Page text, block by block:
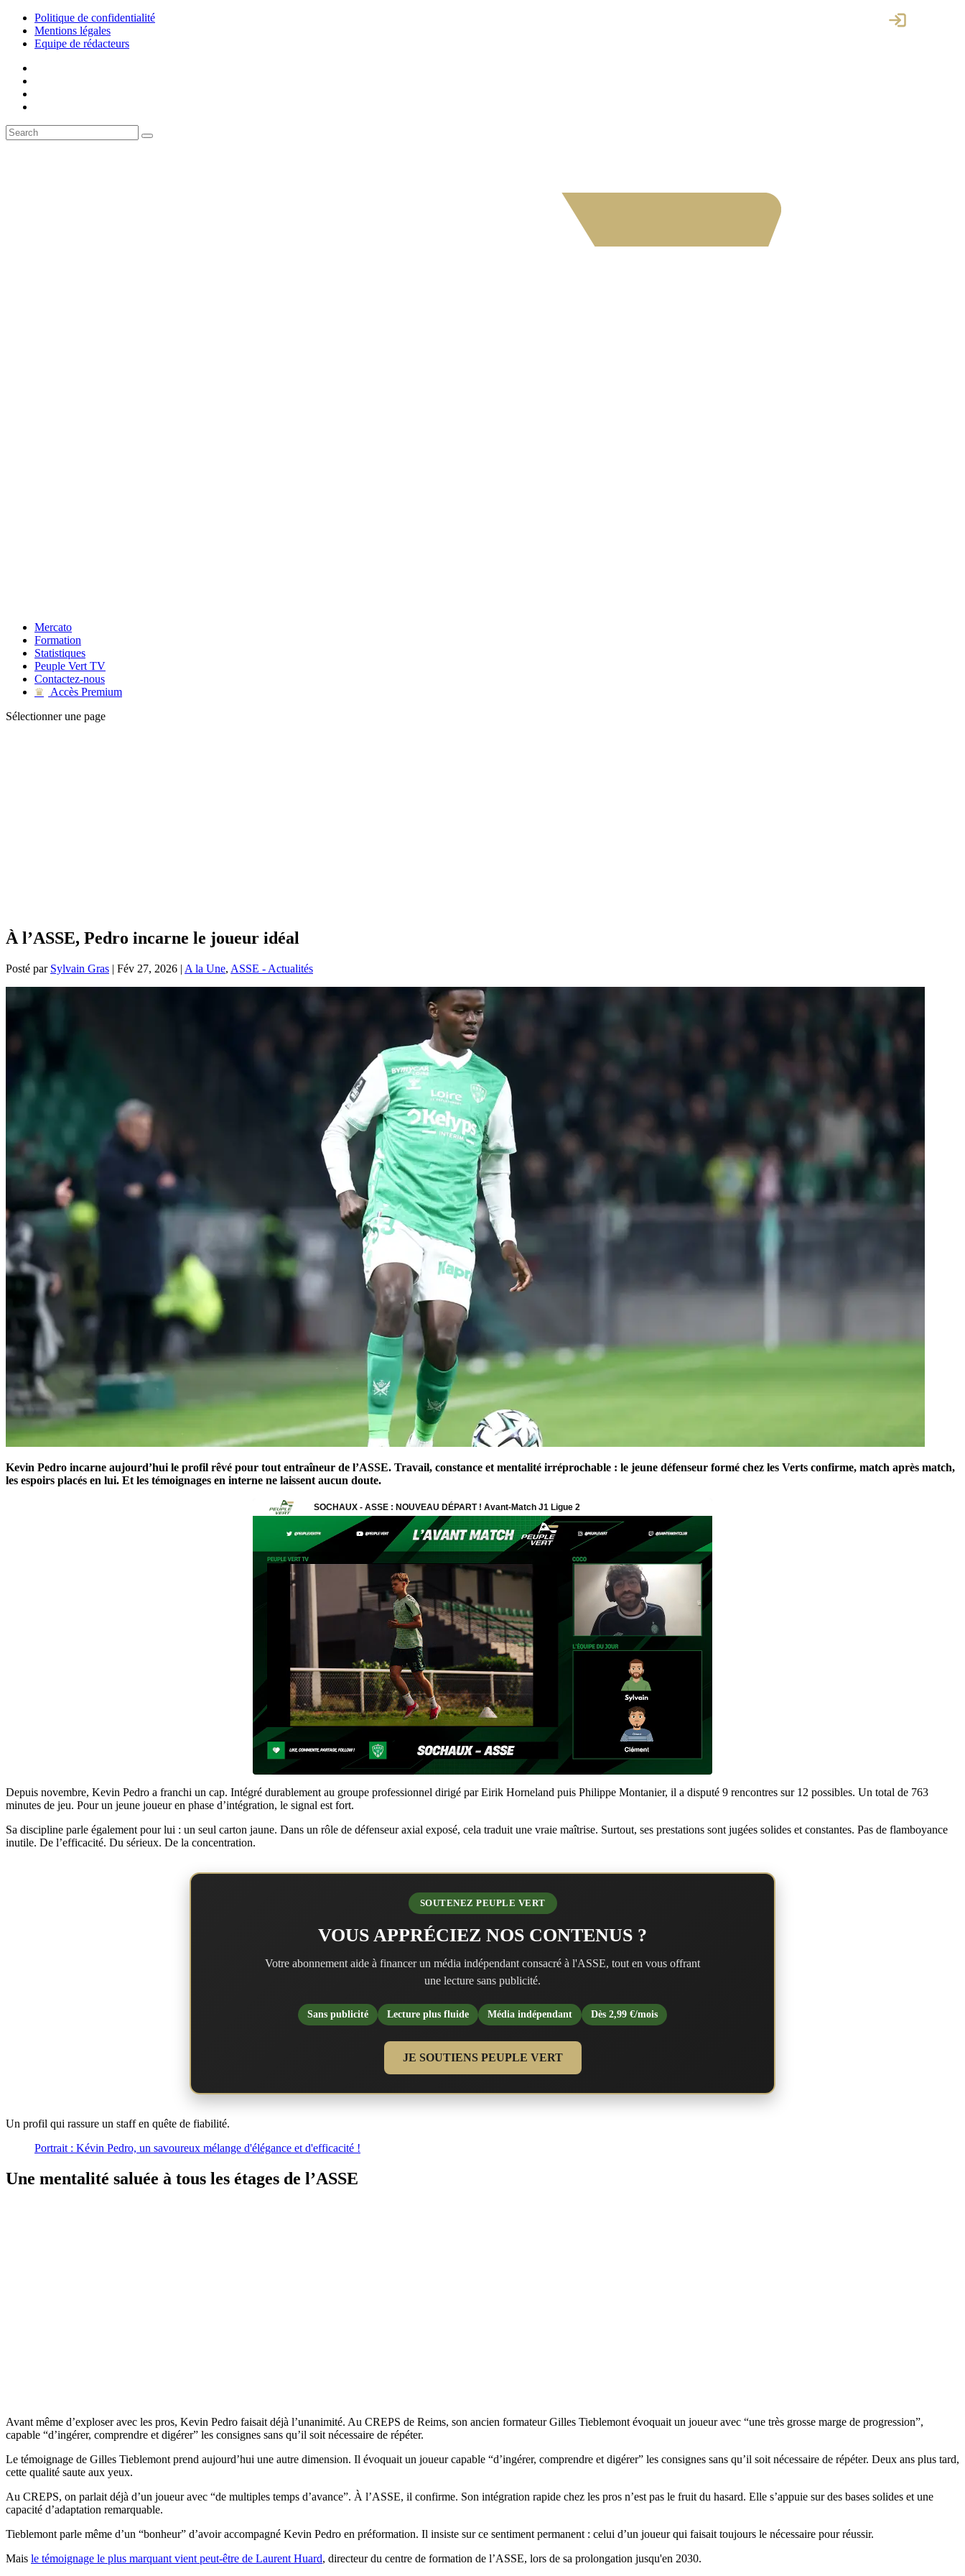
Politique de confidentialité
Mentions légales
Equipe de rédacteurs
Mercato
Formation
Statistiques
Peuple Vert TV
Contactez-nous
♛
Accès Premium
Sélectionner une page
À l’ASSE, Pedro incarne le joueur idéal
Posté par Sylvain Gras | Fév 27, 2026 | A la Une, ASSE - Actualités
Kevin Pedro incarne aujourd’hui le profil rêvé pour tout entraîneur de l’ASSE. Travail, constance et mentalité irréprochable : le jeune défenseur formé chez les Verts confirme, match après match,
les espoirs placés en lui. Et les témoignages en interne ne laissent aucun doute.
Depuis novembre, Kevin Pedro a franchi un cap. Intégré durablement au groupe professionnel dirigé par Eirik Horneland puis Philippe Montanier, il a disputé 9 rencontres sur 12 possibles. Un total de 763
minutes de jeu. Pour un jeune joueur en phase d’intégration, le signal est fort.
Sa discipline parle également pour lui : un seul carton jaune. Dans un rôle de défenseur axial exposé, cela traduit une vraie maîtrise. Surtout, ses prestations sont jugées solides et constantes. Pas de flamboyance
inutile. De l’efficacité. Du sérieux. De la concentration.
SOUTENEZ PEUPLE VERT
VOUS APPRÉCIEZ NOS CONTENUS ?
Votre abonnement aide à financer un média indépendant consacré à l'ASSE, tout en vous offrant
une lecture sans publicité.
Sans publicité Lecture plus fluide Média indépendant Dès 2,99 €/mois
JE SOUTIENS PEUPLE VERT
Un profil qui rassure un staff en quête de fiabilité.
Portrait : Kévin Pedro, un savoureux mélange d'élégance et d'efficacité !
Une mentalité saluée à tous les étages de l’ASSE
Avant même d’exploser avec les pros, Kevin Pedro faisait déjà l’unanimité. Au CREPS de Reims, son ancien formateur Gilles Tieblemont évoquait un joueur avec “une très grosse marge de progression”,
capable “d’ingérer, comprendre et digérer” les consignes sans qu’il soit nécessaire de répéter.
Le témoignage de Gilles Tieblemont prend aujourd’hui une autre dimension. Il évoquait un joueur capable “d’ingérer, comprendre et digérer” les consignes sans qu’il soit nécessaire de répéter. Deux ans plus tard,
cette qualité saute aux yeux.
Au CREPS, on parlait déjà d’un joueur avec “de multiples temps d’avance”. À l’ASSE, il confirme. Son intégration rapide chez les pros n’est pas le fruit du hasard. Elle s’appuie sur des bases solides et une
capacité d’adaptation remarquable.
Tieblemont parle même d’un “bonheur” d’avoir accompagné Kevin Pedro en préformation. Il insiste sur ce sentiment permanent : celui d’un joueur qui faisait toujours le nécessaire pour réussir.
Mais le témoignage le plus marquant vient peut-être de Laurent Huard, directeur du centre de formation de l’ASSE, lors de sa prolongation jusqu'en 2030.